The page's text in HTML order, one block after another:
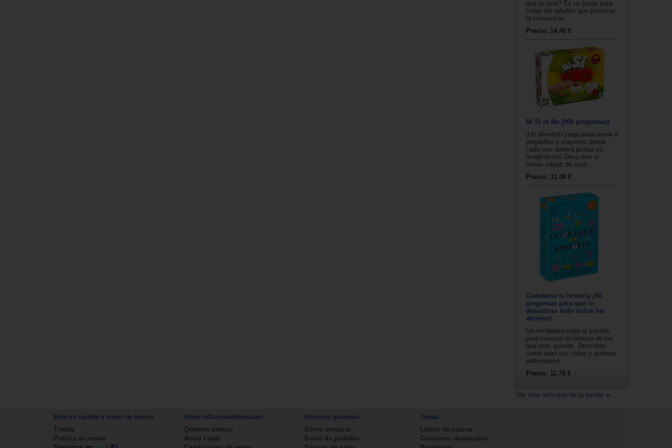
que tu rival? Es un juego para
todas las edades que potencia
la concentrac...
Precio: 14.40 €
Ni Sí ni No (900 preguntas)
¡Un divertido juego para reunir a
pequeños y mayores donde
cada uno deberá probar su
imaginación! Descubre si
serias capaz de resp...
Precio: 31.08 €
Cuéntame tu historia ¡50
preguntas para que lo
descubras todo sobre tus
abuelos!
Un verdadero viaje al pasado
para conocer la historia de los
que más quieres. Descubre
cómo eran sus vidas y quiénes
participaron...
Precio: 11.79 €
Ver más artículos de la tienda
Enlaces rápidos a temas de interés
Tienda
Publica tu receta
Sobre laCocinadeMama.net
Quienes somos
Aviso Legal
Nuestras garantías
Cómo comprar
Envío de pedidos
Tienda
Libros de cocina
Cocineros destacados